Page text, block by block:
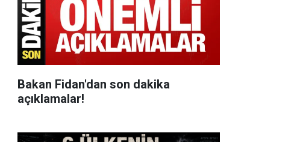
Bakan Fidan'dan son dakika
açıklamalar!